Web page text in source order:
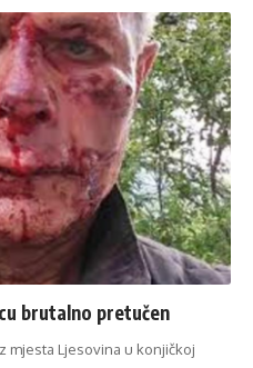
brutalno pretučen
mjesta Ljesovina u konjičkoj